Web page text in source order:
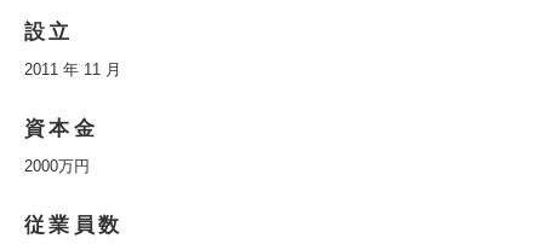
設立
2011 年 11 月
資本金
2000万円
従業員数